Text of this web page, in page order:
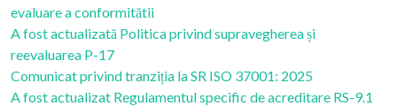
evaluare a conformitătii
A fost actualizată Politica privind supravegherea și
reevaluarea P-17
Comunicat privind tranziția la SR ISO 37001: 2025
A fost actualizat Regulamentul specific de acreditare RS-9.1